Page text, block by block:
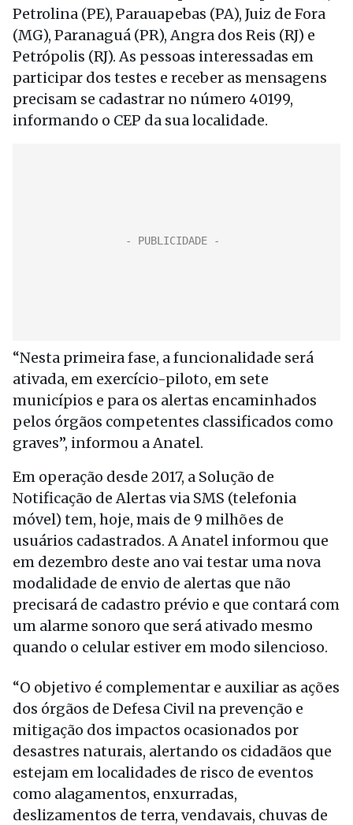
Petrolina (PE), Parauapebas (PA), Juiz de Fora
(MG), Paranaguá (PR), Angra dos Reis (RJ) e
Petrópolis (RJ). As pessoas interessadas em
participar dos testes e receber as mensagens
precisam se cadastrar no número 40199,
informando o CEP da sua localidade.
“Nesta primeira fase, a funcionalidade será
ativada, em exercício-piloto, em sete
municípios e para os alertas encaminhados
pelos órgãos competentes classificados como
graves”, informou a Anatel.
Em operação desde 2017, a Solução de
Notificação de Alertas via SMS (telefonia
móvel) tem, hoje, mais de 9 milhões de
usuários cadastrados. A Anatel informou que
em dezembro deste ano vai testar uma nova
modalidade de envio de alertas que não
precisará de cadastro prévio e que contará com
um alarme sonoro que será ativado mesmo
quando o celular estiver em modo silencioso.
“O objetivo é complementar e auxiliar as ações
dos órgãos de Defesa Civil na prevenção e
mitigação dos impactos ocasionados por
desastres naturais, alertando os cidadãos que
estejam em localidades de risco de eventos
como alagamentos, enxurradas,
deslizamentos de terra, vendavais, chuvas de